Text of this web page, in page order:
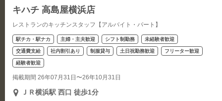
キハチ 高島屋横浜店
レストランのキッチンスタッフ【アルバイト・パート】
駅チカ・駅ナカ 主婦・主夫歓迎 シフト制勤務 未経験者歓迎
交通費支給 社内割引あり 制服貸与 土日祝勤務歓迎 フリーター歓迎
経験者歓迎
掲載期間 26年07月31日〜26年10月31日
ＪＲ横浜駅 西口 徒歩1分